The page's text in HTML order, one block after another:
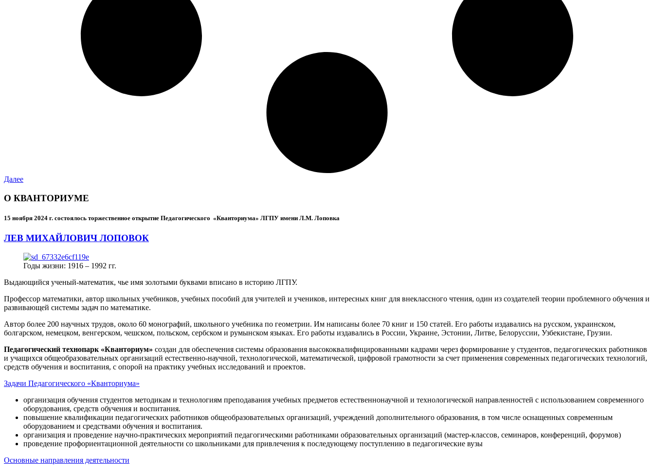
Далее
О КВАНТОРИУМЕ
15 ноября 2024 г. состоялось торжественное открытие Педагогического «Кванториума» ЛГПУ имени Л.М. Лоповка
ЛЕВ МИХАЙЛОВИЧ ЛОПОВОК
Годы жизни: 1916 – 1992 гг.
Выдающийся ученый-математик, чье имя золотыми буквами вписано в историю ЛГПУ.
Профессор математики, автор школьных учебников, учебных пособий для учителей и учеников, интересных книг для внеклассного чтения, один из создателей теории проблемного обучения и
развивающей системы задач по математике.
Автор более 200 научных трудов, около 60 монографий, школьного учебника по геометрии. Им написаны более 70 книг и 150 статей. Его работы издавались на русском, украинском,
болгарском, немецком, венгерском, чешском, польском, сербском и румынском языках. Его работы издавались в России, Украине, Эстонии, Литве, Белоруссии, Узбекистане, Грузии.
Педагогический технопарк «Кванториум» создан для обеспечения системы образования высококвалифицированными кадрами через формирование у студентов, педагогических работников
и учащихся общеобразовательных организаций естественно-научной, технологической, математической, цифровой грамотности за счет применения современных педагогических технологий,
средств обучения и воспитания, с опорой на практику учебных исследований и проектов.
Задачи Педагогического «Кванториума»
организация обучения студентов методикам и технологиям преподавания учебных предметов естественнонаучной и технологической направленностей с использованием современного
оборудования, средств обучения и воспитания.
повышение квалификации педагогических работников общеобразовательных организаций, учреждений дополнительного образования, в том числе оснащенных современным
оборудованием и средствами обучения и воспитания.
организация и проведение научно-практических мероприятий педагогическими работниками образовательных организаций (мастер-классов, семинаров, конференций, форумов)
проведение профориентационной деятельности со школьниками для привлечения к последующему поступлению в педагогические вузы
Основные направления деятельности